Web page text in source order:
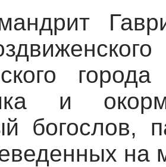
и
богослов,
на